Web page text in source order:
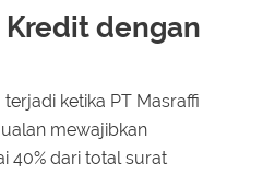
Kredit dengan
ketika PT Masraffi
mewajibkan
40% dari total surat